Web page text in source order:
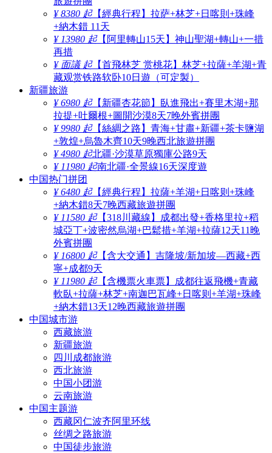
¥ 8380 起【經典行程】拉萨+林芝+日喀則+珠峰
+納木錯 11天
¥ 13980 起【阿里轉山15天】神山聖湖+轉山+一措
再措
¥ 面議 起【首飛林芝 赏桃花】林芝+拉薩+羊湖+青
藏观赏铁路软卧10日遊（可定製）
新疆旅游
¥ 6980 起【新疆杏花節】臥進飛出+賽里木湖+那
拉提+吐爾根+圖開沙漠8天7晚外賓拼團
¥ 9980 起【絲綢之路】青海+甘肅+新疆+茶卡鹽湖
+敦煌+烏魯木齊10天9晚西北旅遊拼團
¥ 4980 起北疆·沙漠草原獨庫公路9天
¥ 11980 起南北疆·全景線16天深度遊
中国热门拼团
¥ 6480 起【經典行程】拉薩+羊湖+日喀则+珠峰
+納木錯8天7晚西藏旅遊拼團
¥ 11580 起【318川藏線】成都出發+香格里拉+稻
城亞丁+波密然烏湖+巴鬆措+羊湖+拉薩12天11晚
外賓拼團
¥ 16800 起【含大交通】吉隆坡/新加坡—西藏+西
寧+成都9天
¥ 11980 起【含機票火車票】成都往返飛機+青藏
軟臥+拉薩+林芝+南迦巴瓦峰+日喀则+羊湖+珠峰
+納木錯13天12晚西藏旅遊拼團
中国城市游
西藏旅游
新疆旅游
四川成都旅游
西北旅游
中国小团游
云南旅游
中国主题游
西藏冈仁波齐阿里环线
丝绸之路旅游
中国徒步旅游